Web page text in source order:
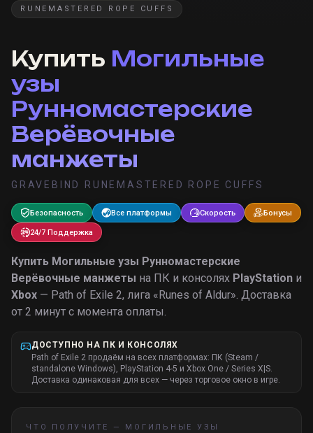
RUNEMASTERED ROPE CUFFS
Купить Могильные
узы
Рунномастерские
Верёвочные
манжеты
GRAVEBIND RUNEMASTERED ROPE CUFFS
Безопасность Все платформы Скорость Бонусы
24/7 Поддержка
Купить Могильные узы Рунномастерские
Верёвочные манжеты на ПК и консолях PlayStation и
Xbox — Path of Exile 2, лига «Runes of Aldur». Доставка
от 2 минут с момента оплаты.
ДОСТУПНО НА ПК И КОНСОЛЯХ
Path of Exile 2 продаём на всех платформах: ПК (Steam /
standalone Windows), PlayStation 4-5 и Xbox One / Series X|S.
Доставка одинаковая для всех — через торговое окно в игре.
ЧТО ПОЛУЧИТЕ — МОГИЛЬНЫЕ УЗЫ